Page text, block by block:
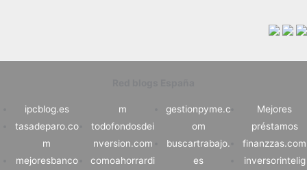
ipcblog.es
tasadeparo.co
m
mejoresbanco
m
todofondosdei
nversion.com
comoahorrardi
gestionpyme.c
om
buscartrabajo.
es
Mejores
préstamos
finanzzas.com
inversorintelig